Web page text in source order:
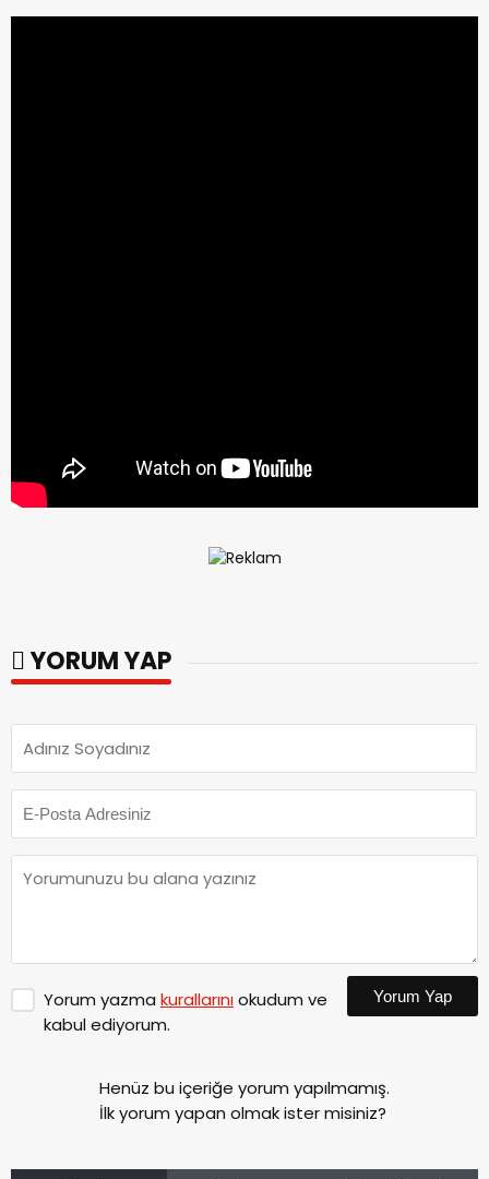
YORUM YAP
Yorum yazma kurallarınıokudum ve
kabul ediyorum.
Yorum Yap
Henüz bu içeriğe yorum yapılmamış.
İlk yorum yapan olmak ister misiniz?